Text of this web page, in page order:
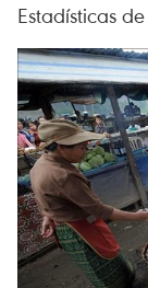
Estadísticas